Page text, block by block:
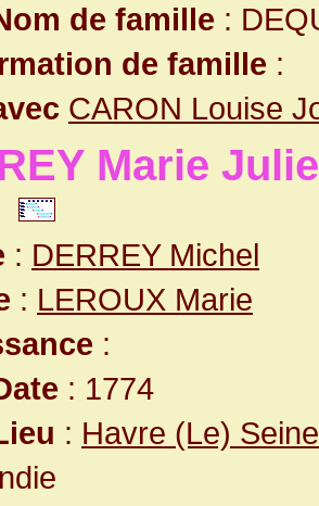
de famille :
de famille :
CARON Louise
Marie Julie
: DERREY Michel
: LEROUX Marie
:
: 1774
: Havre (Le)